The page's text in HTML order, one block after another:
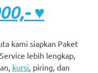
♥
kami siapkan Paket
lebih lengkap,
kursi , piring, dan